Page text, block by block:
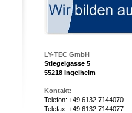
LY-TEC GmbH
Stiegelgasse 5
55218 Ingelheim
Kontakt:
Telefon: +49 6132 7144070
Telefax: +49 6132 7144077